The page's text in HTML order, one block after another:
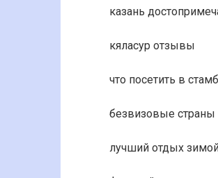
казань
кяласур отзывы
что посетить в
безвизовые страны
лучший отдых